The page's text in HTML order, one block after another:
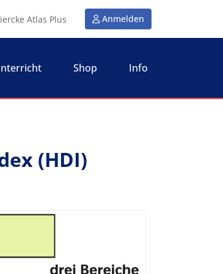
Atlas Plus Anmelden
Shop Info
(HDI)